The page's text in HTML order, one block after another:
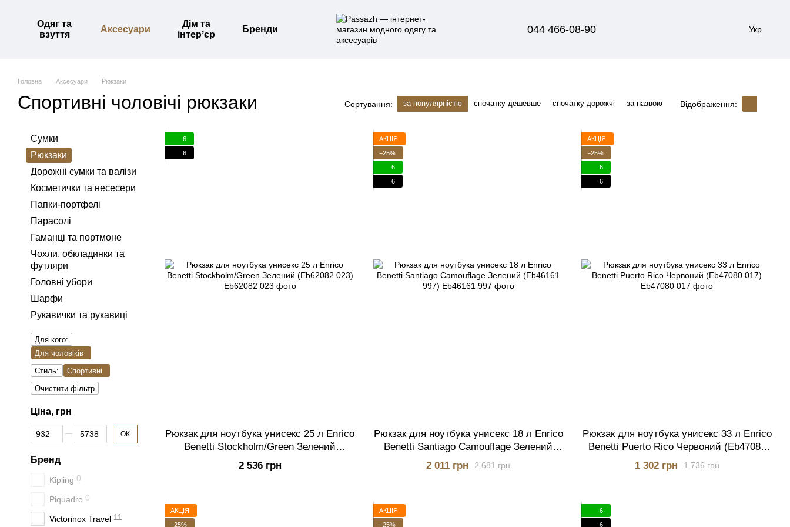
Одяг та
взуття
Аксесуари
Дім та
інтерʼєр
Бренди 044 466-08-90 Укр
Головна Аксесуари Рюкзаки
Спортивні чоловічі рюкзаки Сортування: за популярністю спочатку дешевше спочатку дорожчі за назвою Відображення:
6
6
Рюкзак для ноутбука унисекс 25 л Enrico
Benetti Stockholm/Green Зелений
(Eb62082 023)
2 536 грн
АКЦІЯ
−25%
6
6
Рюкзак для ноутбука унисекс 18 л Enrico
Benetti Santiago Camouflage Зелений
(Eb46161 997)
2 681 грн
2 011 грн
АКЦІЯ
−25%
6
6
Рюкзак для ноутбука унисекс 33 л Enrico
Benetti Puerto Rico Червоний (Eb47080
017)
1 736 грн
1 302 грн
АКЦІЯ
−25%
АКЦІЯ
−25%
6
6
Сумки
Рюкзаки
Дорожні сумки та валізи
Косметички та несесери
Папки-портфелі
Парасолі
Гаманці та портмоне
Чохли, обкладинки та
футляри
Головні убори
Шарфи
Рукавички та рукавиці
Для кого:
Для чоловіків
Стиль:
Спортивні
Очистити фільтр
Ціна, грн
Від Ціна, грн
До Ціна, грн ОК
Бренд
Kipling 0
Piquadro 0
Victorinox Travel 11